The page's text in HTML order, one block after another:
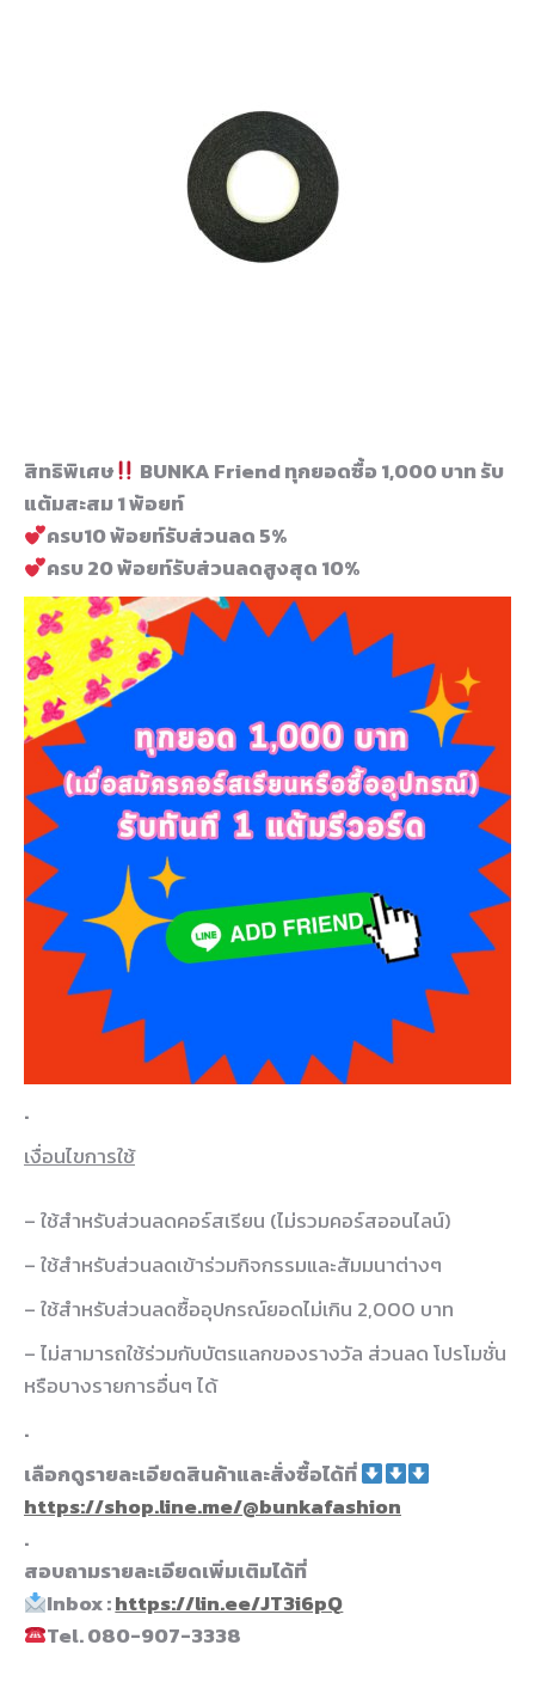
สิทธิพิเศษ
BUNKA Friend ทุกยอดซื้อ 1,000 บาท รับ
แต้มสะสม 1 พ้อยท์
ครบ10 พ้อยท์รับส่วนลด 5%
ครบ 20 พ้อยท์รับส่วนลดสูงสุด 10%
.
เงื่อนไขการใช้
– ใช้สำหรับส่วนลดคอร์สเรียน (ไม่รวมคอร์สออนไลน์)
– ใช้สำหรับส่วนลดเข้าร่วมกิจกรรมและสัมมนาต่างๆ
– ใช้สำหรับส่วนลดซื้ออุปกรณ์ยอดไม่เกิน 2,000 บาท
– ไม่สามารถใช้ร่วมกับบัตรแลกของรางวัล ส่วนลด โปรโมชั่น
หรือบางรายการอื่นๆ ได้
.
เลือกดูรายละเอียดสินค้าและสั่งซื้อได้ที่
https://shop.line.me/@bunkafashion
.
สอบถามรายละเอียดเพิ่มเติมได้ที่
Inbox :https://lin.ee/JT3i6pQ
Tel. 080-907-3338